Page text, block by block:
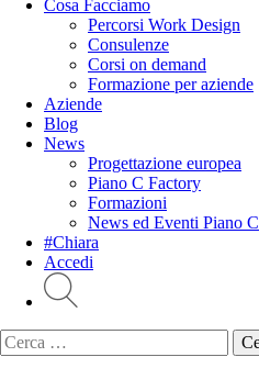
Cosa Facciamo
Percorsi Work Design
Consulenze
Corsi on demand
Formazione per aziende
Aziende
Blog
News
Progettazione europea
Piano C Factory
Formazioni
News ed Eventi Piano C
#Chiara
Accedi
Ricerca
per: